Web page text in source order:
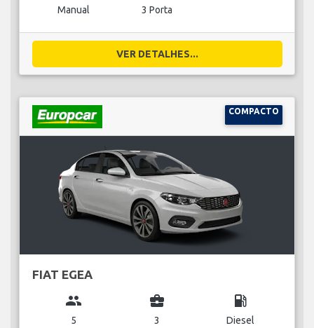
Manual 3 Porta
VER DETALHES...
COMPACTO
FIAT EGEA
group
5
business_center
3
local_gas_station
Diesel